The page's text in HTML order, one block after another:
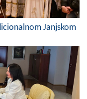
Janjskom